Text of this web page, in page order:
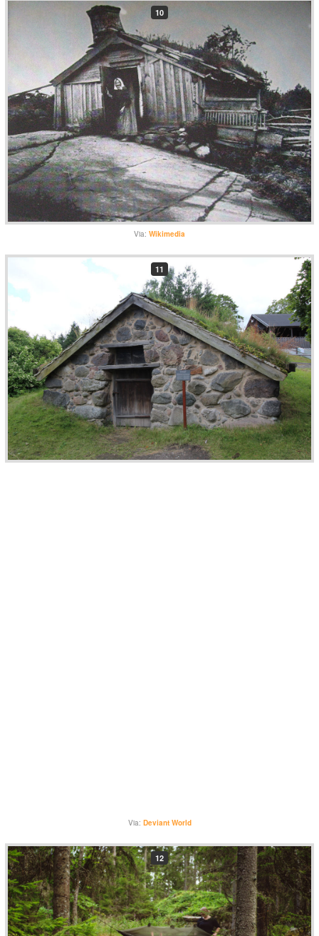
10
Via: Wikimedia
11
Via: Deviant World
12